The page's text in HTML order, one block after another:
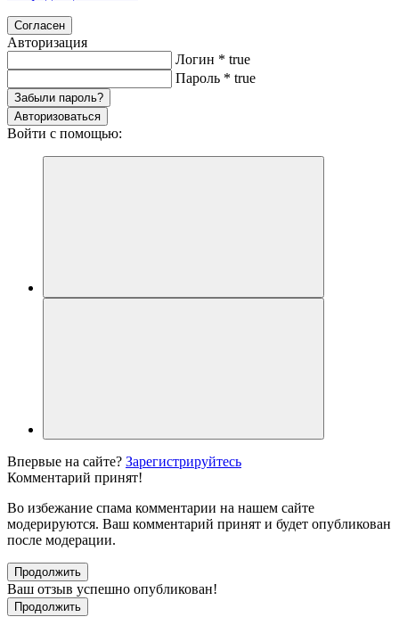
Согласен
Авторизация
Логин * true
Пароль * true
Забыли пароль?
Авторизоваться
Войти с помощью:
Впервые на сайте? Зарегистрируйтесь
Комментарий принят!
Во избежание спама комментарии на нашем сайте
модерируются. Ваш комментарий принят и будет опубликован
после модерации.
Продолжить
Ваш отзыв успешно опубликован!
Продолжить